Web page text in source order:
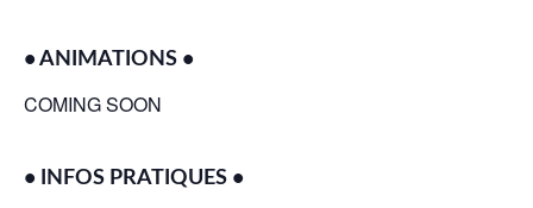
• ANIMATIONS •
COMING SOON
• INFOS PRATIQUES •